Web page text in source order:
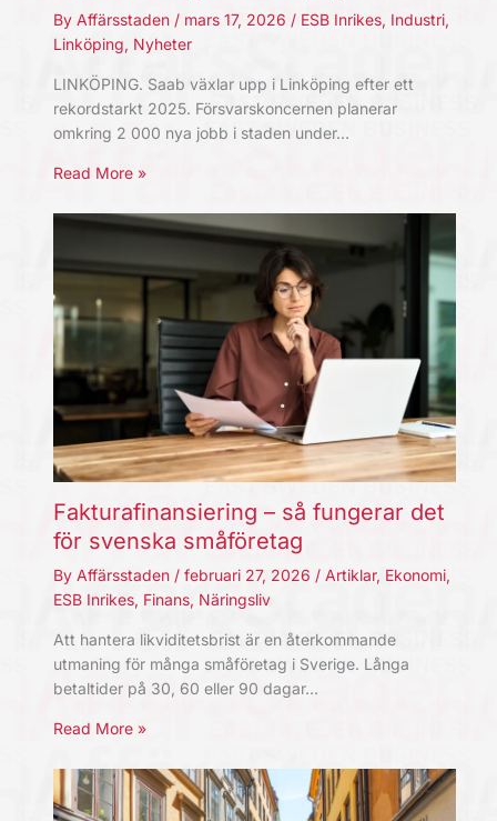
By Affärsstaden / mars 17, 2026 / ESB Inrikes, Industri,
Linköping, Nyheter
LINKÖPING. Saab växlar upp i Linköping efter ett
rekordstarkt 2025. Försvarskoncernen planerar
omkring 2 000 nya jobb i staden under…
Read More »
Fakturafinansiering – så fungerar det
för svenska småföretag
By Affärsstaden / februari 27, 2026 / Artiklar, Ekonomi,
ESB Inrikes, Finans, Näringsliv
Att hantera likviditetsbrist är en återkommande
utmaning för många småföretag i Sverige. Långa
betaltider på 30, 60 eller 90 dagar…
Read More »